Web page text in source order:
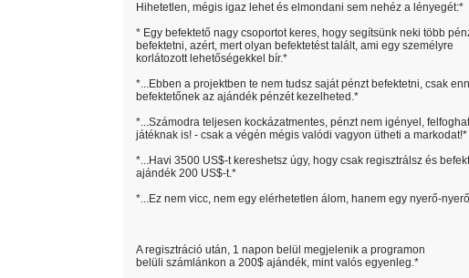
Hihetetlen, mégis igaz lehet és elmondani sem nehéz a lényegét:*
* Egy befektető nagy csoportot keres, hogy segítsünk neki több
befektetni, azért, mert olyan befektetést talált, ami egy személyre
korlátozott lehetőségekkel bír.*
*...Ebben a projektben te nem tudsz saját pénzt befektetni, csak
befektetőnek az ajándék pénzét kezelheted.*
*...Számodra teljesen kockázatmentes, pénzt nem igényel,
játéknak is! - csak a végén mégis valódi vagyon ütheti a markodat!*
*...Havi 3500 US$-t kereshetsz úgy, hogy csak regisztrálsz és
ajándék 200 US$-t.*
*...Ez nem vicc, nem egy elérhetetlen álom, hanem egy nyerő-
A regisztráció után, 1 napon belül megjelenik a programon
belüli számlánkon a 200$ ajándék, mint valós egyenleg.*